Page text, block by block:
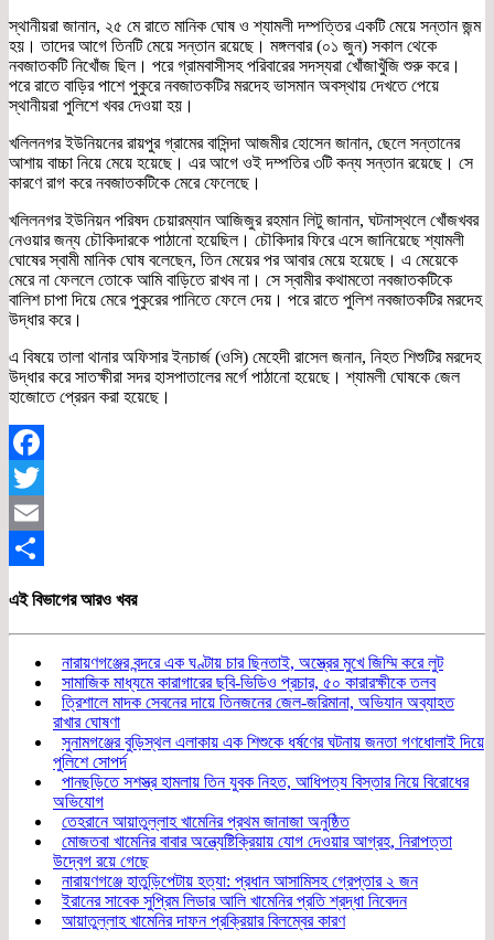
স্থানীয়রা জানান, ২৫ মে রাতে মানিক ঘোষ ও শ্যামলী দম্পত্তির একটি মেয়ে সন্তান জন্ম
হয়। তাদের আগে তিনটি মেয়ে সন্তান রয়েছে। মঙ্গলবার (০১ জুন) সকাল থেকে
নবজাতকটি নিখোঁজ ছিল। পরে গ্রামবাসীসহ পরিবারের সদস্যরা খোঁজাখুঁজি শুরু করে।
পরে রাতে বাড়ির পাশে পুকুরে নবজাতকটির মরদেহ ভাসমান অবস্থায় দেখতে পেয়ে
স্থানীয়রা পুলিশে খবর দেওয়া হয়।
খলিলনগর ইউনিয়নের রায়পুর গ্রামের বাসিন্দা আজমীর হোসেন জানান, ছেলে সন্তানের
আশায় বাচ্চা নিয়ে মেয়ে হয়েছে। এর আগে ওই দম্পতির ৩টি কন্য সন্তান রয়েছে। সে
কারণে রাগ করে নবজাতকটিকে মেরে ফেলেছে।
খলিলনগর ইউনিয়ন পরিষদ চেয়ারম্যান আজিজুর রহমান লিটু জানান, ঘটনাস্থলে খোঁজখবর
নেওয়ার জন্য চৌকিদারকে পাঠানো হয়েছিল। চৌকিদার ফিরে এসে জানিয়েছে শ্যামলী
ঘোষের স্বামী মানিক ঘোষ বলেছেন, তিন মেয়ের পর আবার মেয়ে হয়েছে। এ মেয়েকে
মেরে না ফেললে তোকে আমি বাড়িতে রাখব না। সে স্বামীর কথামতো নবজাতকটিকে
বালিশ চাপা দিয়ে মেরে পুকুরের পানিতে ফেলে দেয়। পরে রাতে পুলিশ নবজাতকটির মরদেহ
উদ্ধার করে।
এ বিষয়ে তালা থানার অফিসার ইনচার্জ (ওসি) মেহেদী রাসেল জনান, নিহত শিশুটির মরদেহ
উদ্ধার করে সাতক্ষীরা সদর হাসপাতালের মর্গে পাঠানো হয়েছে। শ্যামলী ঘোষকে জেল
হাজোতে প্রেরন করা হয়েছে।
Facebook
Twitter
Email
এই বিভাগের আরও খবর
নারায়ণগঞ্জের বন্দরে এক ঘণ্টায় চার ছিনতাই, অস্ত্রের মুখে জিম্মি করে লুট
সামাজিক মাধ্যমে কারাগারের ছবি-ভিডিও প্রচার, ৫০ কারারক্ষীকে তলব
ত্রিশালে মাদক সেবনের দায়ে তিনজনের জেল-জরিমানা, অভিযান অব্যাহত
রাখার ঘোষণা
সুনামগঞ্জের বুড়িস্থল এলাকায় এক শিশুকে ধর্ষণের ঘটনায় জনতা গণধোলাই দিয়ে
পুলিশে সোপর্দ
পানছড়িতে সশস্ত্র হামলায় তিন যুবক নিহত, আধিপত্য বিস্তার নিয়ে বিরোধের
অভিযোগ
তেহরানে আয়াতুল্লাহ খামেনির প্রথম জানাজা অনুষ্ঠিত
মোজতবা খামেনির বাবার অন্ত্যেষ্টিক্রিয়ায় যোগ দেওয়ার আগ্রহ, নিরাপত্তা
উদ্বেগ রয়ে গেছে
নারায়ণগঞ্জে হাতুড়িপেটায় হত্যা: প্রধান আসামিসহ গ্রেপ্তার ২ জন
ইরানের সাবেক সুপ্রিম লিডার আলি খামেনির প্রতি শ্রদ্ধা নিবেদন
আয়াতুল্লাহ খামেনির দাফন প্রক্রিয়ার বিলম্বের কারণ